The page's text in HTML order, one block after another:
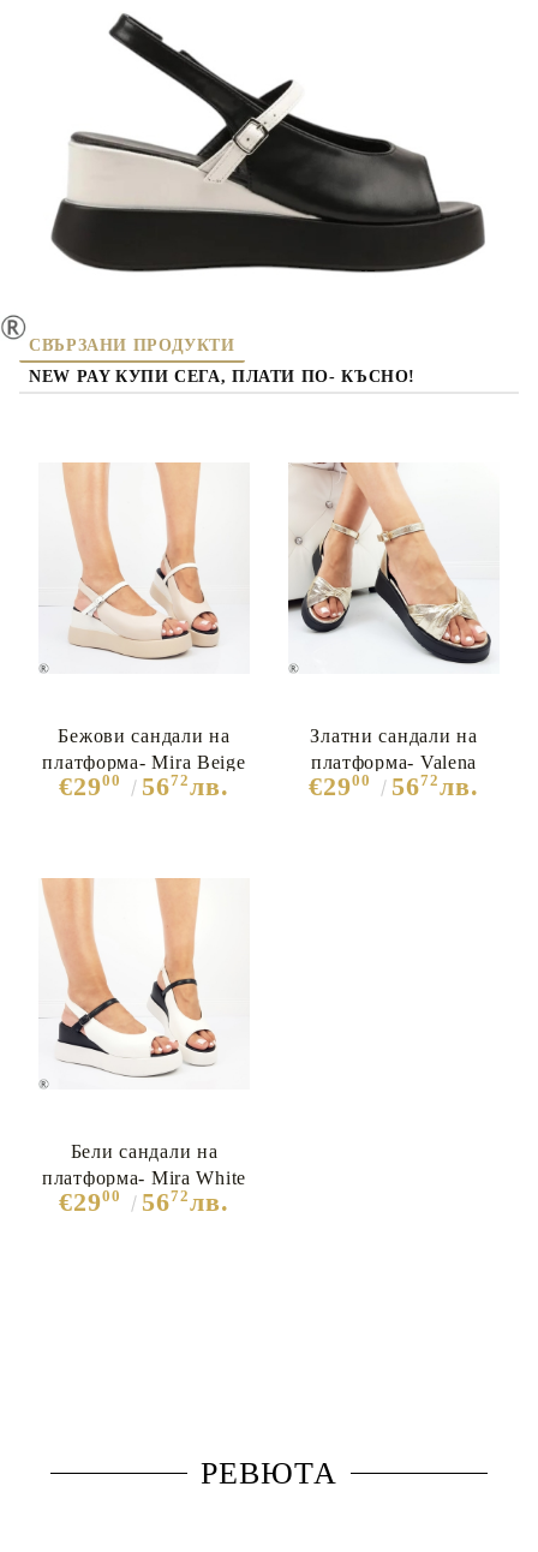
Съгласен съм с
Ние ще се свържем с вас в рамките на работния ден.
Оцени продукта
дамски сандали на платформа
СВЪРЗАНИ ПРОДУКТИ
NEW PAY КУПИ СЕГА, ПЛАТИ ПО- КЪСНО!
Бежови сандали на
платформа- Mira Beige
10676
€2900 5672лв.
Златни сандали на
платформа- Valena
Gold 10673
€2900 5672лв.
Бели сандали на
платформа- Mira White
10674
€2900 5672лв.
РЕВЮТА